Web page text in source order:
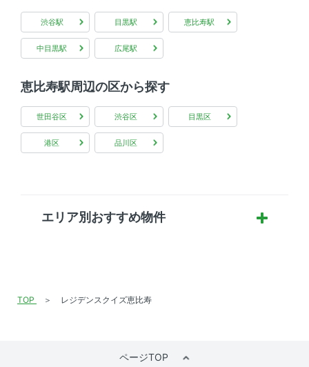
渋谷駅 目黒駅 恵比寿駅
中目黒駅 広尾駅
恵比寿駅周辺の区から探す
世田谷区 渋谷区 目黒区
港区 品川区
エリア別おすすめ物件
TOP レジデンスクイズ恵比寿
ページTOP